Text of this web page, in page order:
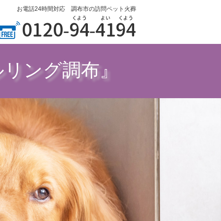
お電話24時間対応 調布市の訪問ペット火葬
0120-94
くよう -41
よい 94
くよう
ング調布』